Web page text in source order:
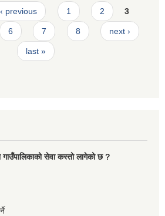
‹ previous 1 2 3
6 7 8 next ›
last »
गाउँपालिकाको सेवा कस्तो लागेको छ ?